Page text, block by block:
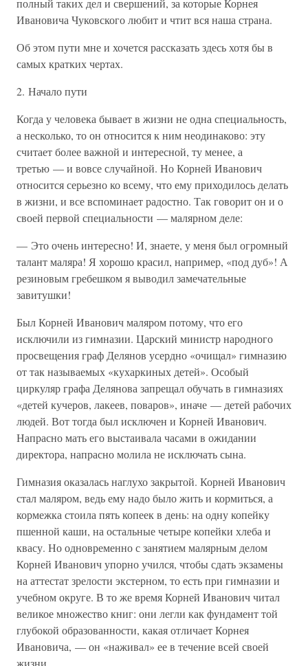
полный таких дел и свершений, за которые Корнея
Ивановича Чуковского любит и чтит вся наша страна.
Об этом пути мне и хочется рассказать здесь хотя бы в
самых кратких чертах.
2. Начало пути
Когда у человека бывает в жизни не одна специальность,
а несколько, то он относится к ним неодинаково: эту
считает более важной и интересной, ту менее, а
третью — и вовсе случайной. Но Корней Иванович
относится серьезно ко всему, что ему приходилось делать
в жизни, и все вспоминает радостно. Так говорит он и о
своей первой специальности — малярном деле:
— Это очень интересно! И, знаете, у меня был огромный
талант маляра! Я хорошо красил, например, «под дуб»! А
резиновым гребешком я выводил замечательные
завитушки!
Был Корней Иванович маляром потому, что его
исключили из гимназии. Царский министр народного
просвещения граф Делянов усердно «очищал» гимназию
от так называемых «кухаркиных детей». Особый
циркуляр графа Делянова запрещал обучать в гимназиях
«детей кучеров, лакеев, поваров», иначе — детей рабочих
людей. Вот тогда был исключен и Корней Иванович.
Напрасно мать его выстаивала часами в ожидании
директора, напрасно молила не исключать сына.
Гимназия оказалась наглухо закрытой. Корней Иванович
стал маляром, ведь ему надо было жить и кормиться, а
кормежка стоила пять копеек в день: на одну копейку
пшенной каши, на остальные четыре копейки хлеба и
квасу. Но одновременно с занятием малярным делом
Корней Иванович упорно учился, чтобы сдать экзамены
на аттестат зрелости экстерном, то есть при гимназии и
учебном округе. В то же время Корней Иванович читал
великое множество книг: они легли как фундамент той
глубокой образованности, какая отличает Корнея
Ивановича, — он «наживал» ее в течение всей своей
жизни.